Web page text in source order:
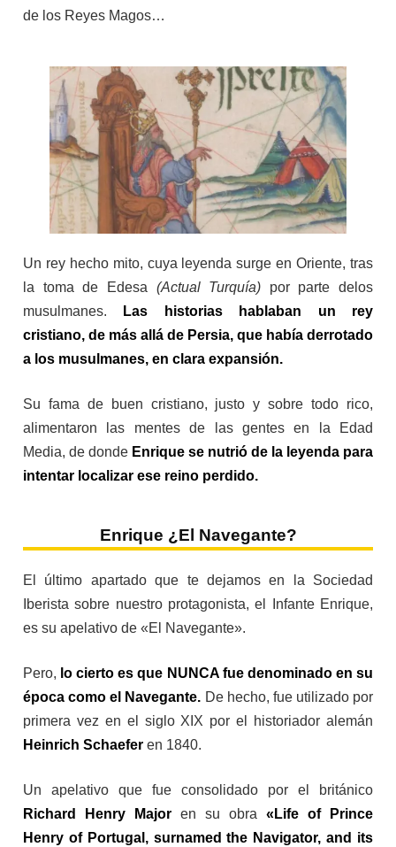
de los Reyes Magos…
Un rey hecho mito, cuya leyenda surge en Oriente, tras
la toma de Edesa (Actual Turquía) por parte delos
musulmanes.
Las historias hablaban un rey
cristiano, de más allá de Persia, que había derrotado
a los musulmanes, en clara expansión.
Su fama de buen cristiano, justo y sobre todo rico,
alimentaron las mentes de las gentes en la Edad
Media, de donde Enrique se nutrió de la leyenda para
intentar localizar ese reino perdido.
Enrique ¿El Navegante?
El último apartado que te dejamos en la Sociedad
Iberista sobre nuestro protagonista, el Infante Enrique,
es su apelativo de «El Navegante».
Pero, lo cierto es que NUNCA fue denominado en su
época como el Navegante. De hecho, fue utilizado por
primera vez en el siglo XIX por el historiador alemán
Heinrich Schaefer en 1840.
Un apelativo que fue consolidado por el británico
Richard Henry Major en su obra «Life of Prince
Henry of Portugal, surnamed the Navigator, and its